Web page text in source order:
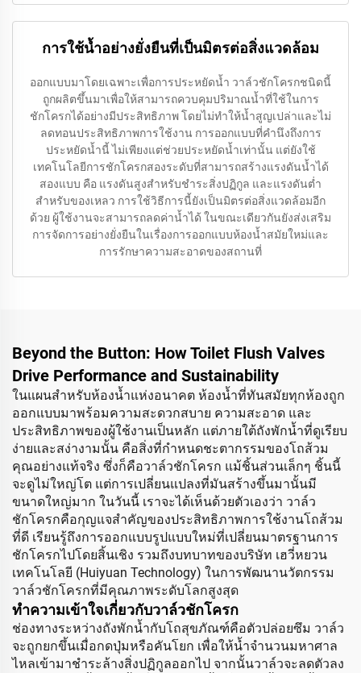
การใช้น้ำอย่างยั่งยืนที่เป็นมิตรต่อสิ่งแวดล้อม
ออกแบบมาโดยเฉพาะเพื่อการประหยัดน้ำ วาล์วชักโครกชนิดนี้
ถูกผลิตขึ้นมาเพื่อให้สามารถควบคุมปริมาณน้ำที่ใช้ในการ
ชักโครกได้อย่างมีประสิทธิภาพ โดยไม่ทำให้น้ำสูญเปล่าและไม่
ลดทอนประสิทธิภาพการใช้งาน การออกแบบที่คำนึงถึงการ
ประหยัดน้ำนี้ ไม่เพียงแต่ช่วยประหยัดน้ำเท่านั้น แต่ยังใช้
เทคโนโลยีการชักโครกสองระดับที่สามารถสร้างแรงดันน้ำได้
สองแบบ คือ แรงดันสูงสำหรับชำระสิ่งปฏิกูล และแรงดันต่ำ
สำหรับของเหลว การใช้วิธีการนี้ยังเป็นมิตรต่อสิ่งแวดล้อมอีก
ด้วย ผู้ใช้งานจะสามารถลดค่าน้ำได้ ในขณะเดียวกันยังส่งเสริม
การจัดการอย่างยั่งยืนในเรื่องการออกแบบห้องน้ำสมัยใหม่และ
การรักษาความสะอาดของสถานที่
Beyond the Button: How Toilet Flush Valves
Drive Performance and Sustainability
ในแผนสำหรับห้องน้ำแห่งอนาคต ห้องน้ำที่ทันสมัยทุกห้องถูก
ออกแบบมาพร้อมความสะดวกสบาย ความสะอาด และ
ประสิทธิภาพของผู้ใช้งานเป็นหลัก แต่ภายใต้ถังพักน้ำที่ดูเรียบ
ง่ายและสง่างามนั้น คือสิ่งที่กำหนดชะตากรรมของโถส้วม
คุณอย่างแท้จริง ซึ่งก็คือวาล์วชักโครก แม้ชิ้นส่วนเล็กๆ ชิ้นนี้
จะดูไม่ใหญ่โต แต่การเปลี่ยนแปลงที่มันสร้างขึ้นมานั้นมี
ขนาดใหญ่มาก ในวันนี้ เราจะได้เห็นด้วยตัวเองว่า วาล์ว
ชักโครกคือกุญแจสำคัญของประสิทธิภาพการใช้งานโถส้วม
ที่ดี เรียนรู้ถึงการออกแบบรูปแบบใหม่ที่เปลี่ยนมาตรฐานการ
ชักโครกไปโดยสิ้นเชิง รวมถึงบทบาทของบริษัท เฮวี่หยวน
เทคโนโลยี (Huiyuan Technology) ในการพัฒนานวัตกรรม
วาล์วชักโครกที่มีคุณภาพระดับโลกสูงสุด
ทำความเข้าใจเกี่ยวกับวาล์วชักโครก
ช่องทางระหว่างถังพักน้ำกับโถสุขภัณฑ์คือตัวปล่อยซึม วาล์ว
จะถูกยกขึ้นเมื่อกดปุ่มหรือคันโยก เพื่อให้น้ำจำนวนมหาศาล
ไหลเข้ามาชำระล้างสิ่งปฏิกูลออกไป จากนั้นวาล์วจะลดตัวลง